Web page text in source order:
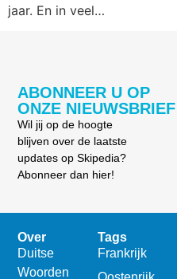
jaar. En in veel…
ABONNEER U OP
ONZE NIEUWSBRIEF
Wil jij op de hoogte
blijven over de laatste
updates op Skipedia?
Abonneer dan hier!
Over
Duitse
Woorden
Tags
Frankrijk